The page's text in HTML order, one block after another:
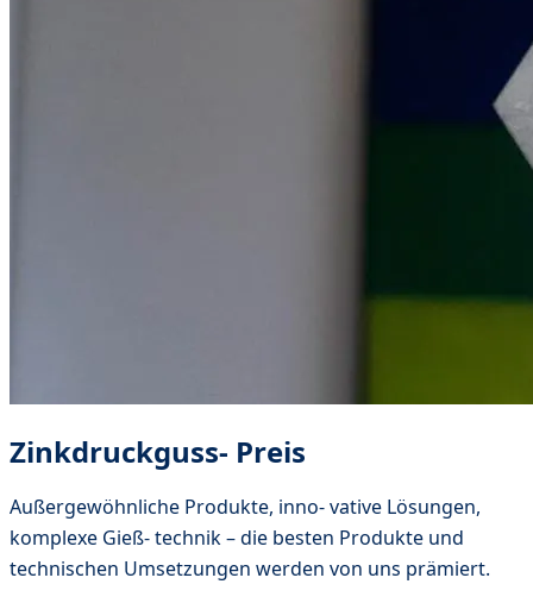
Zinkdruckguss- Preis
Außergewöhnliche Produkte, inno- vative Lösungen,
komplexe Gieß- technik – die besten Produkte und
technischen Umsetzungen werden von uns prämiert.